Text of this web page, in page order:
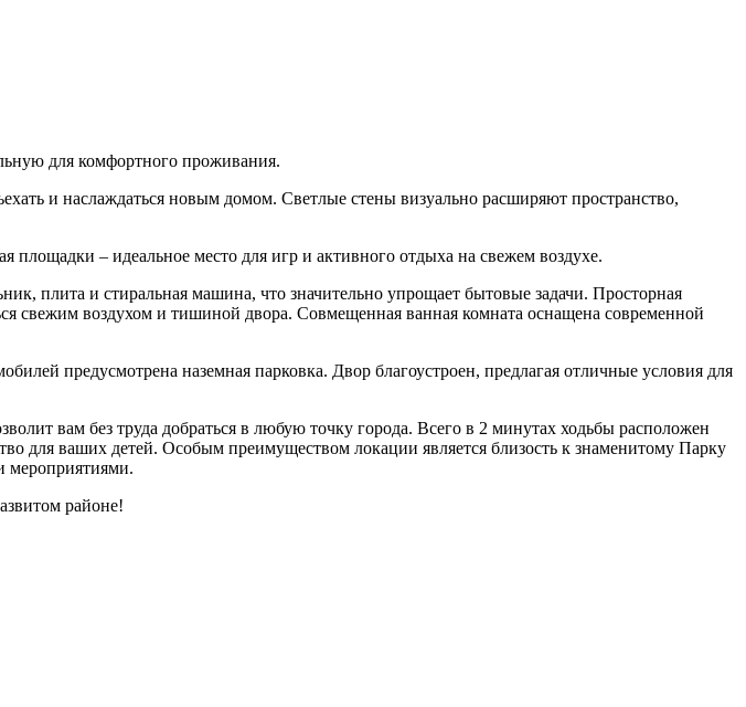
для комфортного проживания.
и наслаждаться новым домом. Светлые стены визуально расширяют пространство,
– идеальное место для игр и активного отдыха на свежем воздухе.
плита и стиральная машина, что значительно упрощает бытовые задачи. Просторная
свежим воздухом и тишиной двора. Совмещенная ванная комната оснащена современной
предусмотрена наземная парковка. Двор благоустроен, предлагая отличные условия для
вам без труда добраться в любую точку города. Всего в 2 минутах ходьбы расположен
для ваших детей. Особым преимуществом локации является близость к знаменитому Парку
мероприятиями.
районе!